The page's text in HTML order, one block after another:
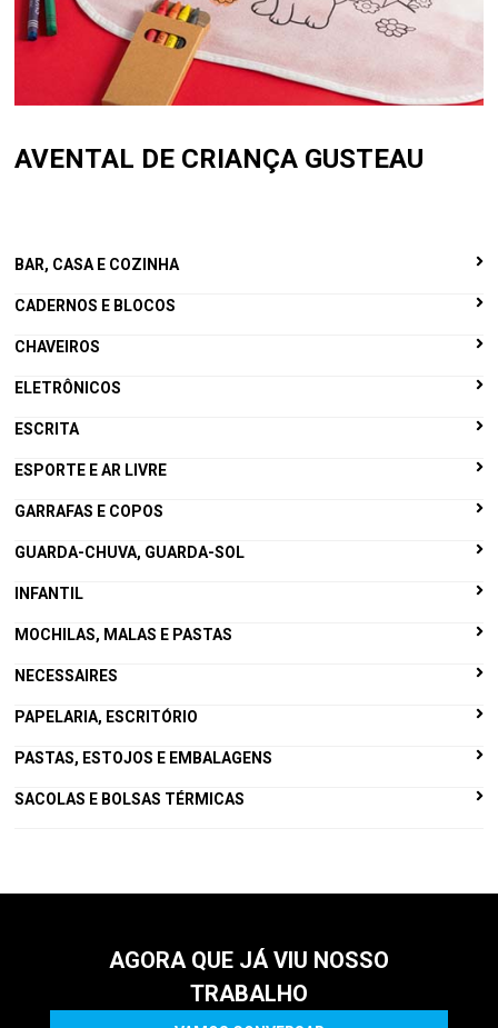
AVENTAL DE CRIANÇA GUSTEAU
BAR, CASA E COZINHA
CADERNOS E BLOCOS
CHAVEIROS
ELETRÔNICOS
ESCRITA
ESPORTE E AR LIVRE
GARRAFAS E COPOS
GUARDA-CHUVA, GUARDA-SOL
INFANTIL
MOCHILAS, MALAS E PASTAS
NECESSAIRES
PAPELARIA, ESCRITÓRIO
PASTAS, ESTOJOS E EMBALAGENS
SACOLAS E BOLSAS TÉRMICAS
AGORA QUE JÁ VIU NOSSO
TRABALHO